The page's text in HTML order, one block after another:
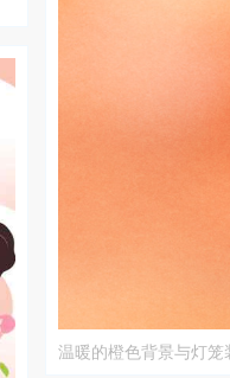
温暖的橙色背景与灯笼